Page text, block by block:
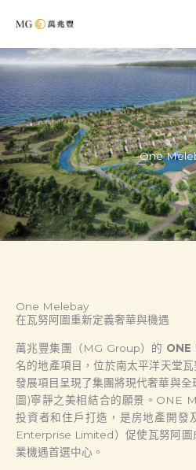
One
One Melebay
在瓦努阿圖重新定義奢華與機遇
萬兆豐集團（MG Group）的
名的地產項目，位於南太平洋天堂
發展項目呈現了集團將現代奢華與全
圖)寧靜之美相結合的願景。ONE
投資者和住戶打造，是房地產開發
Enterprise Limited）促使瓦努阿圖
業機遇首選中心。